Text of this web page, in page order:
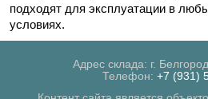
подходят для эксплуатации в
условиях.
Адрес склада: г.
Телефон: +7 (931)